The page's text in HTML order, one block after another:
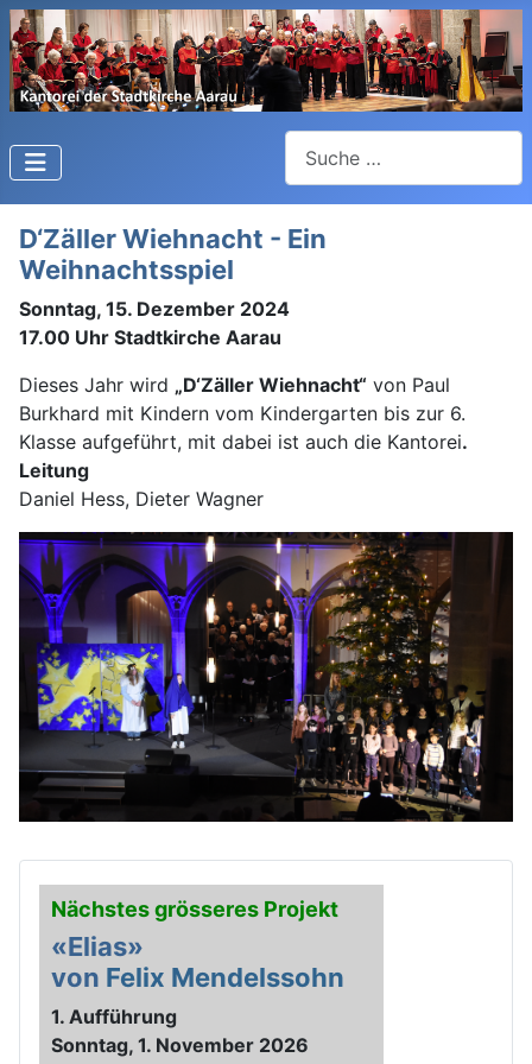
D‘Zäller Wiehnacht - Ein
Weihnachtsspiel
Sonntag, 15. Dezember 2024
17.00 Uhr Stadtkirche Aarau
Dieses Jahr wird „D‘Zäller Wiehnacht“ von Paul
Burkhard mit Kindern vom Kindergarten bis zur 6.
Klasse aufgeführt, mit dabei ist auch die Kantorei.
Leitung
Daniel Hess, Dieter Wagner
Nächstes grösseres Projekt
«Elias»
von Felix Mendelssohn
1. Aufführung
Sonntag, 1. November 2026